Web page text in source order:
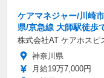
ケアマネジャー/川崎
県/京急線 大師駅徒歩
株式会社AT ケアホスピ
神奈川県
月給19万7,000円